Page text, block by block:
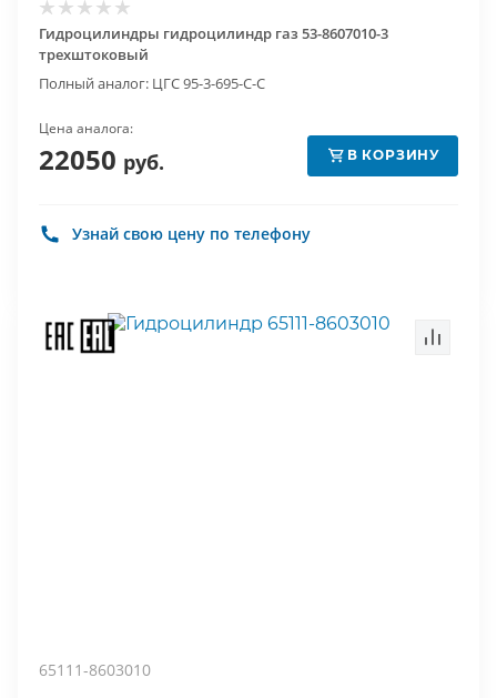
Гидроцилиндры гидроцилиндр газ 53-8607010-3
трехштоковый
Полный аналог: ЦГС 95-3-695-С-С
Цена аналога:
22050 руб. В КОРЗИНУ
Узнай свою цену по телефону
65111-8603010